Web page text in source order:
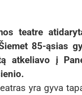
teatre
85-ąsias
atkeliavo į
yra gyva